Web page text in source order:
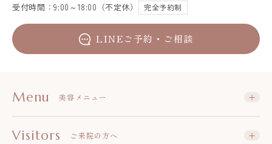
受付時間：9:00～18:00（不定休） 完全予約制
LINEご予約・ご相談
Menu 美容メニュー
Visitors ご来院の方へ